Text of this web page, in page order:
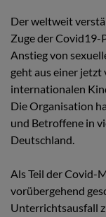
Der weltweit
Zuge der Covid19-
Anstieg von
geht aus einer
internationalen
Die Organisation
und Betroffene in
Deutschland.
Als Teil der Covid-
vorübergehend
Unterrichtsausfall